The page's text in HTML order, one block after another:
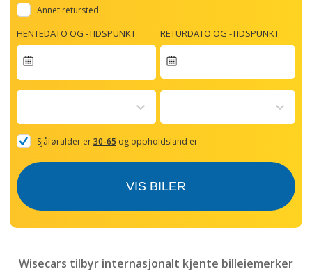
Annet retursted
HENTEDATO OG -TIDSPUNKT
forward
with
the
and
mark
RETURDATO OG -TIDSPUNKT
Sjåføralder er30-65 og oppholdsland er
VIS BILER
Wisecars tilbyr internasjonalt kjente billeiemerker